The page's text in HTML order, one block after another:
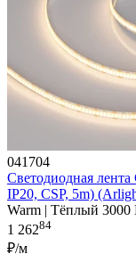
041704
Светодиодная
IP20, CSP, 5m)
Warm | Тёплый 3000
1 26284
₽/м